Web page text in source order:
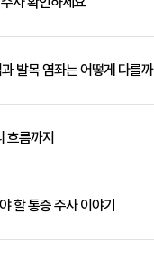
발목 염좌는 어떻게 다를까
흐름까지
할 통증 주사 이야기